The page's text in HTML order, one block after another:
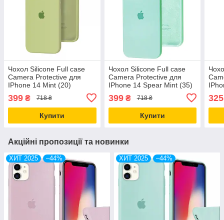
Чохол Silicone Full case
Camera Protective для
IPhone 14 Mint (20)
399 ₴ 718 ₴
Купити
Чохол Silicone Full case
Camera Protective для
IPhone 14 Spear Mint (35)
399₴ 718 ₴
Купити
325
Акційні пропозиції та новинки
ХИТ 2025 –44% ХИТ 2025 –44%